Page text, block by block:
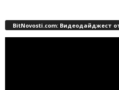
BitNovosti.com: Видеодайджест